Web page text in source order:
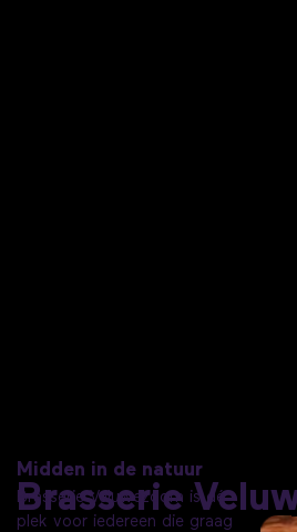
Midden in de natuur
Brasserie
Brasserie Veluwezoom is dé
plek voor iedereen die graag